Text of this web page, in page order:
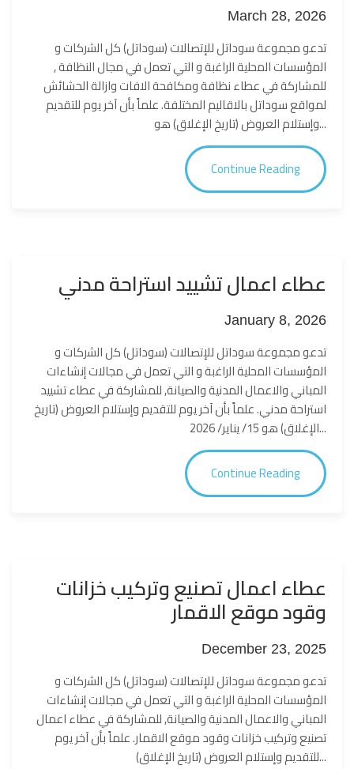
March 28, 2026
تدعو مجموعة سوداتل للإتصالات (سوداتل) كل اﻟﺷرﻛﺎت و
اﻟﻣؤﺳﺳﺎت اﻟﻣﺣﻠﯾﺔ اﻟراﻏﺑﺔ و اﻟﺗﻲ ﺗﻌﻣل ﻓﻲ مجال النظافة ,
للمشاركة في عطاء نظافة ومكافحة الافات وازالة الحشائش
لمواقع سوداتل بالاقاليم المختلفة. علماً بأن آخر يوم للتقديم
وإستلام العروض (تاريخ الإغلاق) هو...
Continue Reading
عطاء اعمال تشييد استراحة مدني
January 8, 2026
تدعو مجموعة سوداتل للإتصالات (سوداتل) كل اﻟﺷرﻛﺎت و
اﻟﻣؤﺳﺳﺎت اﻟﻣﺣﻠﯾﺔ اﻟراﻏﺑﺔ و اﻟﺗﻲ ﺗﻌﻣل ﻓﻲ مجالات إنشاءات
المباني والاعمال المدنية والصيانة, للمشاركة في عطاء تشييد
استراحة مدني. علماً بأن آخر يوم للتقديم وإستلام العروض (تاريخ
الإغلاق) هو 15/ يناير/ 2026...
Continue Reading
عطاء اعمال تصنيع وتركيب خزانات
وقود موقع الاقمار
December 23, 2025
تدعو مجموعة سوداتل للإتصالات (سوداتل) كل اﻟﺷرﻛﺎت و
اﻟﻣؤﺳﺳﺎت اﻟﻣﺣﻠﯾﺔ اﻟراﻏﺑﺔ و اﻟﺗﻲ ﺗﻌﻣل ﻓﻲ مجالات إنشاءات
المباني والاعمال المدنية والصيانة, للمشاركة في عطاء اعمال
تصنيع وتركيب خزانات وقود موقع الاقمار. علماً بأن آخر يوم
للتقديم وإستلام العروض (تاريخ الإغلاق)...